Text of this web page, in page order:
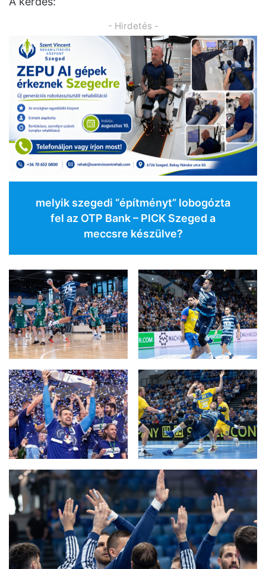
- Hirdetés -
melyik szegedi “építményt” lobogózta
fel az OTP Bank – PICK Szeged a
meccsre készülve?